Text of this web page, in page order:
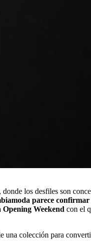
los desfiles son
parece confirmar
Weekend con el
una colección para